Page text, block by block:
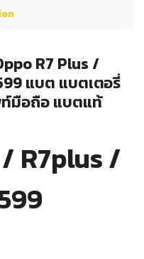
R7 Plus /
แบต แบตเตอรี่
มือถือ แบตแท้
R7plus /